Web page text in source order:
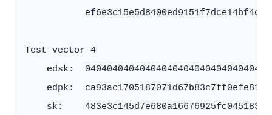
Test vector 4
edsk:
edpk:
sk: